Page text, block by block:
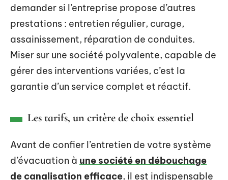
demander si l’entreprise propose d’autres
prestations : entretien régulier, curage,
assainissement, réparation de conduites.
Miser sur une société polyvalente, capable de
gérer des interventions variées, c’est la
garantie d’un service complet et réactif.
Les tarifs, un critère de choix essentiel
Avant de confier l’entretien de votre système
d’évacuation à une société en débouchage
de canalisation efficace, il est indispensable